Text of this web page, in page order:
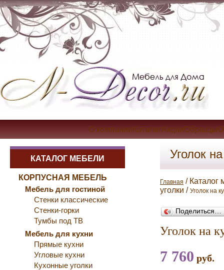
О
КАТАЛОГ МЕБЕЛИ
КОРПУСНАЯ МЕБЕЛЬ
Мебель для гостиной
Стенки классические
Стенки-горки
Тумбы под ТВ
Мебель для кухни
Прямые кухни
Угловые кухни
Кухонные уголки
Уголок
Главная / Каталог
уголки / Уголок на
Поделиться…
Уголок на
7 760 руб.